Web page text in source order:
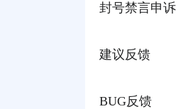
封号禁言申诉
建议反馈
BUG反馈